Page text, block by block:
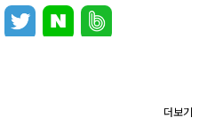
더보기